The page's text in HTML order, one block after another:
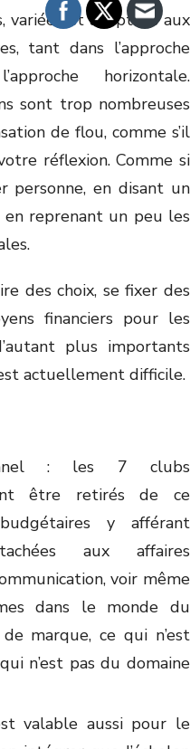
variées et adaptées aux
tant dans l’approche
horizontale.
sont trop nombreuses
de flou, comme s’il
réflexion. Comme si
personne, en disant un
reprenant un peu les
des choix, se fixer des
financiers pour les
plus importants
actuellement difficile.
: les 7 clubs
être retirés de ce
y afférant
aux affaires
voir même
dans le monde du
marque, ce qui n’est
n’est pas du domaine
valable aussi pour le